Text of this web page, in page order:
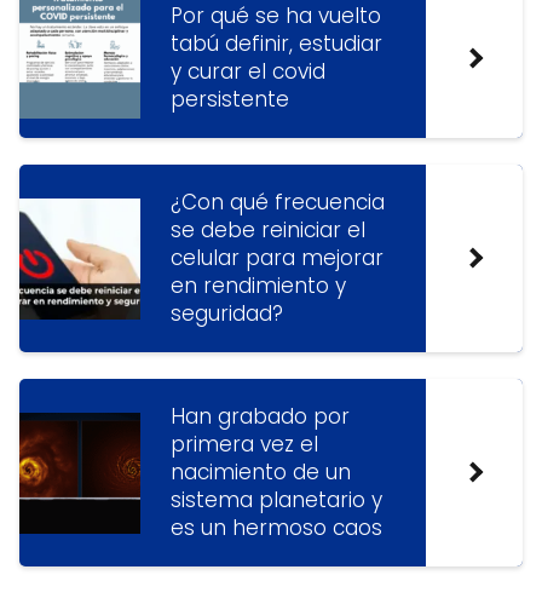
Por qué se ha vuelto
tabú definir, estudiar
y curar el covid
persistente
¿Con qué frecuencia
se debe reiniciar el
celular para mejorar
en rendimiento y
seguridad?
Han grabado por
primera vez el
nacimiento de un
sistema planetario y
es un hermoso caos